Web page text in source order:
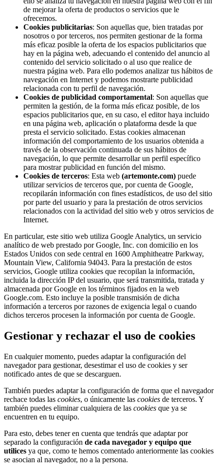
de mejorar la oferta de productos o servicios que le
ofrecemos.
Cookies publicitarias: Son aquellas que, bien tratadas por
nosotros o por terceros, nos permiten gestionar de la forma
más eficaz posible la oferta de los espacios publicitarios que
hay en la página web, adecuando el contenido del anuncio al
contenido del servicio solicitado o al uso que realice de
nuestra página web. Para ello podemos analizar tus hábitos de
navegación en Internet y podemos mostrarte publicidad
relacionada con tu perfil de navegación.
Cookies de publicidad comportamental: Son aquellas que
permiten la gestión, de la forma más eficaz posible, de los
espacios publicitarios que, en su caso, el editor haya incluido
en una página web, aplicación o plataforma desde la que
presta el servicio solicitado. Estas cookies almacenan
información del comportamiento de los usuarios obtenida a
través de la observación continuada de sus hábitos de
navegación, lo que permite desarrollar un perfil específico
para mostrar publicidad en función del mismo.
Cookies de terceros: Esta web (artemonte.com) puede
utilizar servicios de terceros que, por cuenta de Google,
recopilarán información con fines estadísticos, de uso del sitio
por parte del usuario y para la prestación de otros servicios
relacionados con la actividad del sitio web y otros servicios de
Internet.
En particular, este sitio web utiliza Google Analytics, un servicio
analítico de web prestado por Google, Inc. con domicilio en los
Estados Unidos con sede central en 1600 Amphitheatre Parkway,
Mountain View, California 94043. Para la prestación de estos
servicios, Google utiliza cookies que recopilan la información,
incluida la dirección IP del usuario, que será transmitida, tratada y
almacenada por Google en los términos fijados en la web
Google.com. Esto incluye la posible transmisión de dicha
información a terceros por razones de exigencia legal o cuando
dichos terceros procesen la información por cuenta de Google.
Gestionar y rechazar el uso de cookies
En cualquier momento, puedes adaptar la configuración del
navegador para gestionar, desestimar el uso de cookies y ser
notificado antes de que se descarguen.
También puedes adaptar la configuración de forma que el navegador
rechace todas las cookies, o únicamente las cookies de terceros. Y
también puedes eliminar cualquiera de las cookies que ya se
encuentren en tu equipo.
Para esto, debes tener en cuenta que tendrás que adaptar por
separado la configuración de cada navegador y equipo que
utilices ya que, como te hemos comentado anteriormente las cookies
se asocian al navegador, no a la persona.